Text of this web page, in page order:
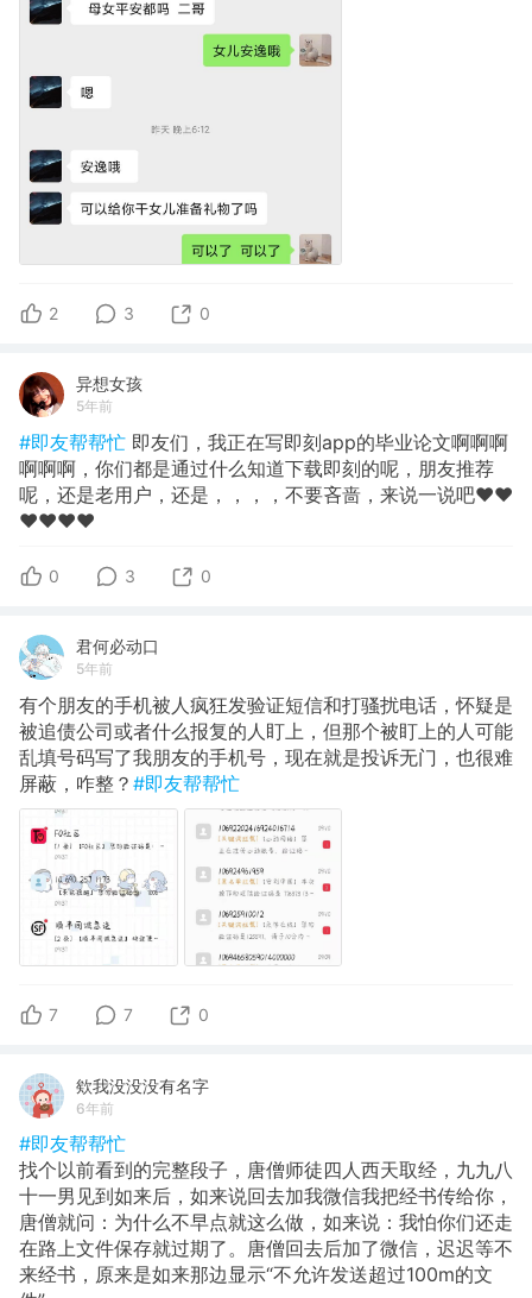
2 3 0
异想女孩
5年前
#即友帮帮忙 即友们，我正在写即刻app的毕业论文啊啊啊
啊啊啊，你们都是通过什么知道下载即刻的呢，朋友推荐
呢，还是老用户，还是，，，，不要吝啬，来说一说吧❤️❤️
❤️❤️❤️❤️
0 3 0
君何必动口
5年前
有个朋友的手机被人疯狂发验证短信和打骚扰电话，怀疑是
被追债公司或者什么报复的人盯上，但那个被盯上的人可能
乱填号码写了我朋友的手机号，现在就是投诉无门，也很难
屏蔽，咋整？ #即友帮帮忙
7 7 0
欸我没没没有名字
6年前
#即友帮帮忙
找个以前看到的完整段子，唐僧师徒四人西天取经，九九八
十一男见到如来后，如来说回去加我微信我把经书传给你，
唐僧就问：为什么不早点就这么做，如来说：我怕你们还走
在路上文件保存就过期了。唐僧回去后加了微信，迟迟等不
来经书，原来是如来那边显示“不允许发送超过100m的文